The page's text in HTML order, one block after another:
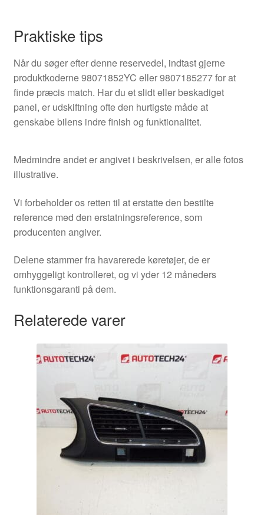
Praktiske tips
Når du søger efter denne reservedel, indtast gjerne
produktkoderne 98071852YC eller 9807185277 for at
finde præcis match. Har du et slidt eller beskadiget
panel, er udskiftning ofte den hurtigste måde at
genskabe bilens indre finish og funktionalitet.
Medmindre andet er angivet i beskrivelsen, er alle fotos
illustrative.
Vi forbeholder os retten til at erstatte den bestilte
reference med den erstatningsreference, som
producenten angiver.
Delene stammer fra havarerede køretøjer, de er
omhyggeligt kontrolleret, og vi yder 12 måneders
funktionsgaranti på dem.
Relaterede varer